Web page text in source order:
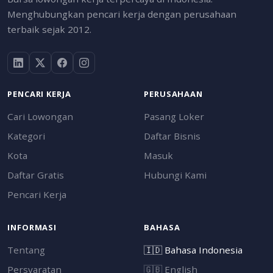
Menghubungkan pencari kerja dengan perusahaan
terbaik sejak 2012.
PENCARI KERJA
Cari Lowongan
Kategori
Kota
Daftar Gratis
Pencari Kerja
PERUSAHAAN
Pasang Loker
Daftar Bisnis
Masuk
Hubungi Kami
INFORMASI
Tentang
Persyaratan
BAHASA
🇮🇩Bahasa Indonesia
🇬🇧 English